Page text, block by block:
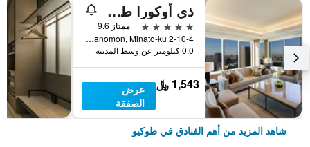
ذي أوكورا طوكيو
5 نجوم
ممتاز 9.6
2-10-4 Toranomon, Minato-ku, طوكيو, اليابان
0.0 كيلومتر عن وسط المدينة
1,543 ﷼
عرض
الصفقة
شاهد المزيد من أهم الفنادق في طوكيو